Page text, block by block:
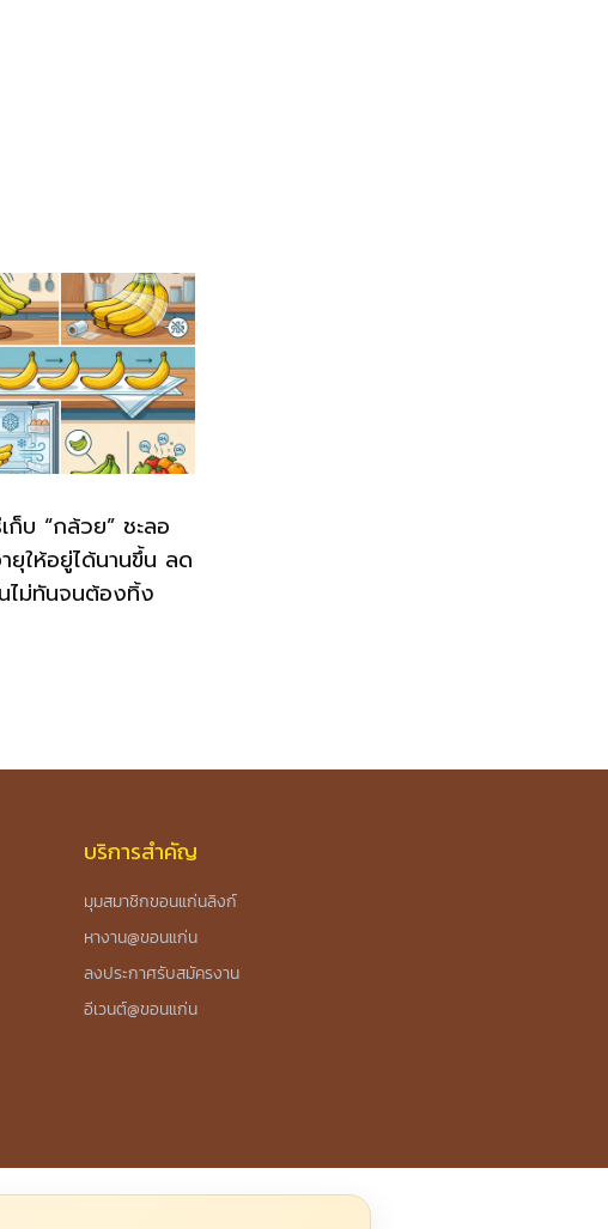
ก็บ “กล้วย” ชะลอ
ยุให้อยู่ได้นานขึ้น ลด
ม่ทันจนต้องทิ้ง
บริการสำคัญ
มุมสมาชิกขอนแก่นลิงก์
หางาน@ขอนแก่น
ลงประกาศรับสมัครงาน
อีเวนต์@ขอนแก่น